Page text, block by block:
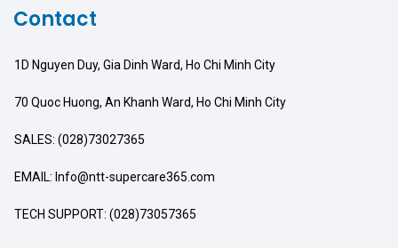
Contact
1D Nguyen Duy, Gia Dinh Ward, Ho Chi Minh City
70 Quoc Huong, An Khanh Ward, Ho Chi Minh City
SALES: (028)73027365
EMAIL: Info@ntt-supercare365.com
TECH SUPPORT: (028)73057365